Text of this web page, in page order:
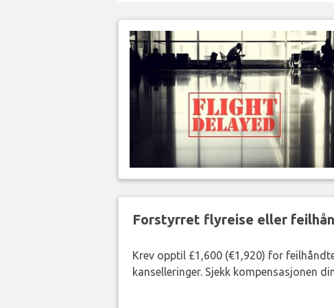
Forstyrret flyreise eller
Krev opptil £1,600 (€1,920) for
kanselleringer. Sjekk kompensasjonen